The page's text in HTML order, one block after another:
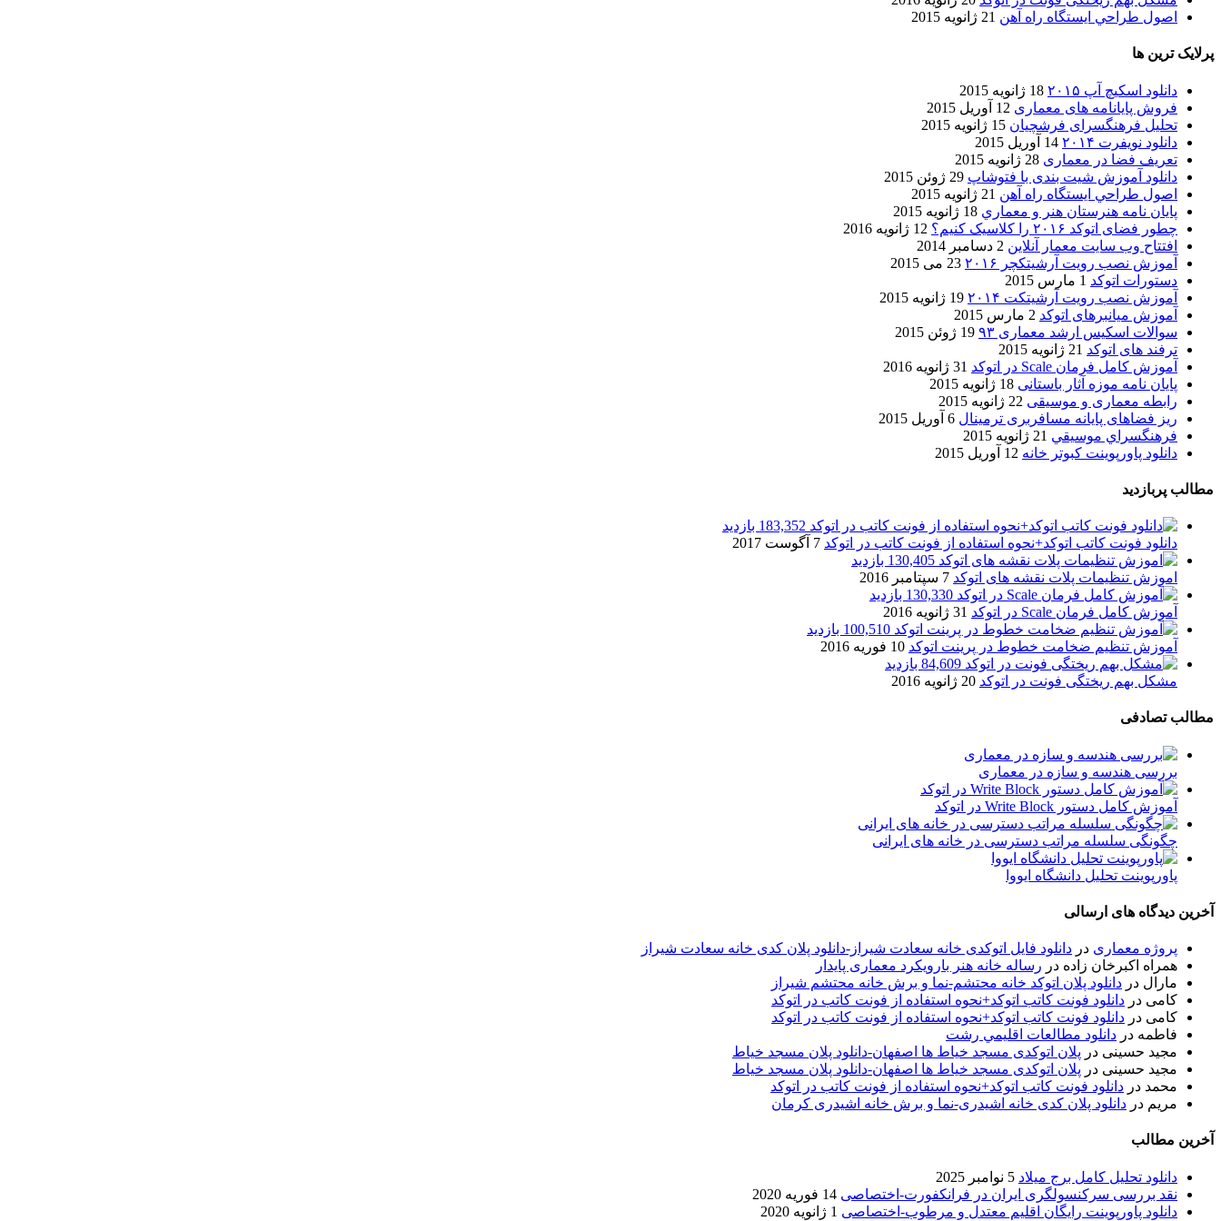
اصول طراحي ایستگاه راه آهن 21 ژانویه 2015
پرلایک ترین ها
دانلود اسکیچ آپ ۲۰۱۵
18 ژانویه 2015
فروش پایانامه های معماری 12 آوریل 2015
تحلیل فرهنگسرای فرشچیان 15 ژانویه 2015
دانلود نویفرت ۲۰۱۴
14 آوریل 2015
تعریف فضا در معماری 28 ژانویه 2015
دانلود آموزش شیت بندی با فتوشاپ 29 ژوئن 2015
اصول طراحي ایستگاه راه آهن 21 ژانویه 2015
پایان نامه هنرستان هنر و معماري 18 ژانویه 2015
چطور فضای اتوکد ۲۰۱۶ را کلاسیک کنیم؟
12 ژانویه 2016
افتتاح وب سایت معمار آنلاین 2 دسامبر 2014
آموزش نصب رویت آرشیتکچر ۲۰۱۶
23 می 2015
دستورات اتوکد 1 مارس 2015
آموزش نصب رویت آرشیتکت ۲۰۱۴
19 ژانویه 2015
آموزش میانبرهای اتوکد 2 مارس 2015
سوالات اسکیس ارشد معماری ۹۳
19 ژوئن 2015
ترفند های اتوکد 21 ژانویه 2015
آموزش کامل فرمان Scale در اتوکد
31 ژانویه 2016
پایان نامه موزه آثار باستانی 18 ژانویه 2015
رابطه معماری و موسیقی 22 ژانویه 2015
ریز فضاهای پایانه مسافربری ترمینال 6 آوریل 2015
فرهنگسراي موسيقي 21 ژانویه 2015
دانلود پاورپوینت کبوتر خانه 12 آوریل 2015
مطالب پربازدید
183,352 بازدید
دانلود فونت کاتب اتوکد+نحوه استفاده از فونت کاتب در اتوکد 7 آگوست 2017
130,405 بازدید
اموزش تنظیمات پلات نقشه های اتوکد 7 سپتامبر 2016
130,330 بازدید
آموزش کامل فرمان Scale در اتوکد
31 ژانویه 2016
100,510 بازدید
آموزش تنظیم ضخامت خطوط در پرینت اتوکد 10 فوریه 2016
84,609 بازدید
مشکل بهم ریختگی فونت در اتوکد 20 ژانویه 2016
مطالب تصادفی
بررسی هندسه و سازه در معماری
آموزش کامل دستور Write Block در اتوکد
چگونگی سلسله مراتب دسترسی در خانه های ایرانی
پاورپوینت تحلیل دانشگاه ایووا
آخرین دیدگاه های ارسالی
پروژه معماری در دانلود فایل اتوکدی خانه سعادت شیراز-دانلود پلان کدی خانه سعادت شیراز
همراه اکبرخان زاده در رساله خانه هنر بارویکرد معماری پایدار
مارال در دانلود پلان اتوکد خانه محتشم-نما و برش خانه محتشم شیراز
کامی در دانلود فونت کاتب اتوکد+نحوه استفاده از فونت کاتب در اتوکد
کامی در دانلود فونت کاتب اتوکد+نحوه استفاده از فونت کاتب در اتوکد
فاطمه در دانلود مطالعات اقليمي رشت
مجید حسینی در پلان اتوکدی مسجد خیاط ها اصفهان-دانلود پلان مسجد خیاط
مجید حسینی در پلان اتوکدی مسجد خیاط ها اصفهان-دانلود پلان مسجد خیاط
محمد در دانلود فونت کاتب اتوکد+نحوه استفاده از فونت کاتب در اتوکد
مریم در دانلود پلان کدی خانه اشیدری-نما و برش خانه اشیدری کرمان
آخرین مطالب
دانلود تحلیل کامل برج میلاد 5 نوامبر 2025
نقد بررسی سرکنسولگری ایران در فرانکفورت-اختصاصی 14 فوریه 2020
دانلود پاورپوینت رایگان اقلیم معتدل و مرطوب-اختصاصی 1 ژانویه 2020